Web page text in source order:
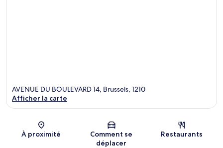
Carte
AVENUE DU BOULEVARD 14, Brussels, 1210
Afficher la carte
À proximité
Comment se
déplacer
Restaurants